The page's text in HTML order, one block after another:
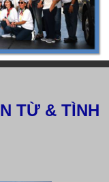
TỪ & TÌNH